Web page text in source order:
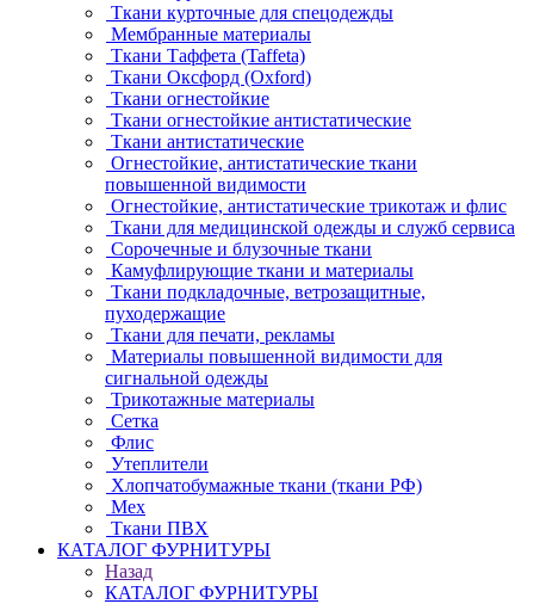
Ткани курточные для спецодежды
Мембранные материалы
Ткани Таффета (Taffeta)
Ткани Оксфорд (Oxford)
Ткани огнестойкие
Ткани огнестойкие антистатические
Ткани антистатические
Огнестойкие, антистатические ткани
повышенной видимости
Огнестойкие, антистатические трикотаж и флис
Ткани для медицинской одежды и служб сервиса
Сорочечные и блузочные ткани
Камуфлирующие ткани и материалы
Ткани подкладочные, ветрозащитные,
пуходержащие
Ткани для печати, рекламы
Материалы повышенной видимости для
сигнальной одежды
Трикотажные материалы
Сетка
Флис
Утеплители
Хлопчатобумажные ткани (ткани РФ)
Мех
Ткани ПВХ
КАТАЛОГ ФУРНИТУРЫ
Назад
КАТАЛОГ ФУРНИТУРЫ